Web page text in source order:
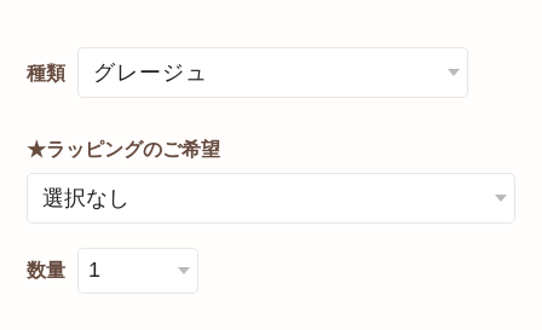
種類
★ラッピングのご希望
数量